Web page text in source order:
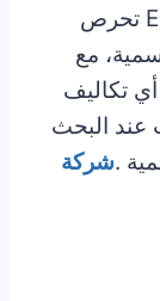
الحشرة ودرجة الإصابة، لكن EcoCare تحرص
مع
تكاليف
عند البحث
.شركة